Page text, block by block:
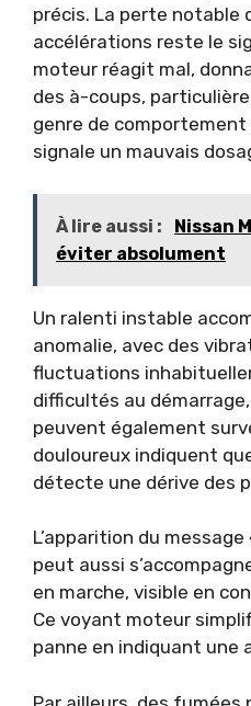
précis. La perte notable
accélérations reste le
moteur réagit mal,
des à-coups,
genre de
signale un mauvais
À lire aussi :
Nissan
éviter absolument
Un ralenti instable
anomalie, avec des
fluctuations
difficultés au
peuvent également
douloureux indiquent
détecte une dérive des
L’apparition du
peut aussi
en marche, visible en
Ce voyant moteur
panne en indiquant une